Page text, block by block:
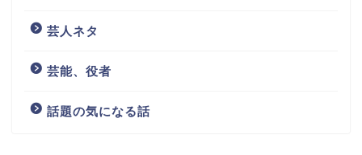
芸人ネタ
芸能、役者
話題の気になる話